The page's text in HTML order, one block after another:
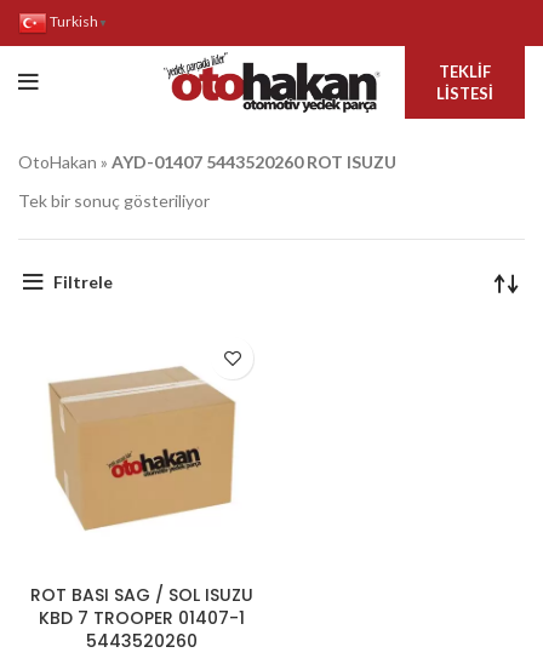
Turkish ▼
TEKLIF
LISTESI
OtoHakan » AYD-01407 5443520260 ROT ISUZU
Tek bir sonuç gösteriliyor
Filtrele
ROT BASI SAG / SOL ISUZU
KBD 7 TROOPER 01407-1
5443520260